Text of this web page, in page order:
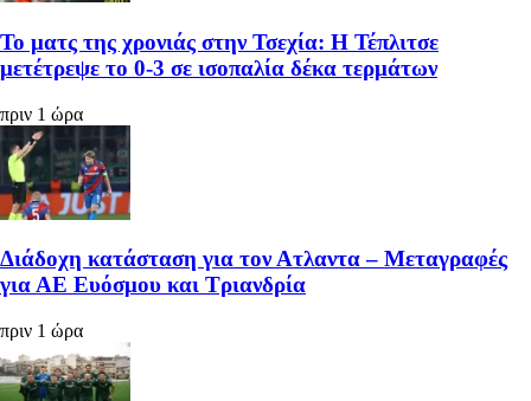
Το ματς της χρονιάς στην Τσεχία: Η Τέπλιτσε
μετέτρεψε το 0-3 σε ισοπαλία δέκα τερμάτων
πριν 1 ώρα
Διάδοχη κατάσταση για τον Ατλαντα – Μεταγραφές
για ΑΕ Ευόσμου και Τριανδρία
πριν 1 ώρα